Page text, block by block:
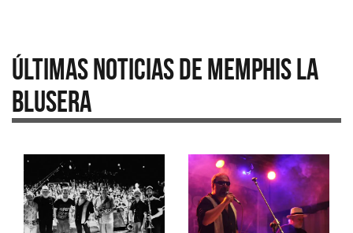
Últimas Noticias de Memphis La
Blusera